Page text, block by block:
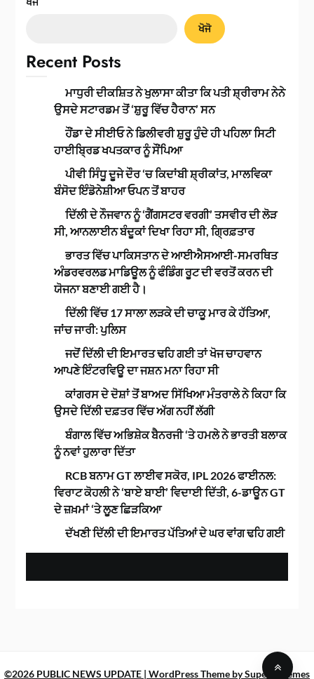
ਖੋਜੋ
Recent Posts
ਮਾਧੁਰੀ ਦੀਕਸ਼ਿਤ ਨੇ ਖੁਲਾਸਾ ਕੀਤਾ ਕਿ ਪਤੀ ਸ਼੍ਰੀਰਾਮ ਨੇਨੇ
ਉਸਦੇ ਸਟਾਰਡਮ ਤੋਂ ‘ਸ਼ੁਰੂ ਵਿੱਚ ਹੈਰਾਨ’ ਸਨ
ਹੌਂਡਾ ਦੇ ਸੀਈਓ ਨੇ ਡਿਲੀਵਰੀ ਸ਼ੁਰੂ ਹੁੰਦੇ ਹੀ ਪਹਿਲਾ ਸਿਟੀ
ਹਾਈਬ੍ਰਿਡ ਖਪਤਕਾਰ ਨੂੰ ਸੌਂਪਿਆ
ਪੀਵੀ ਸਿੰਧੂ ਦੂਜੇ ਦੌਰ ‘ਚ ਕਿਦਾਂਬੀ ਸ਼੍ਰੀਕਾਂਤ, ਮਾਲਵਿਕਾ
ਬੰਸੋਦ ਇੰਡੋਨੇਸ਼ੀਆ ਓਪਨ ਤੋਂ ਬਾਹਰ
ਦਿੱਲੀ ਦੇ ਨੌਜਵਾਨ ਨੂੰ ‘ਗੈਂਗਸਟਰ ਵਰਗੀ’ ਤਸਵੀਰ ਦੀ ਲੋੜ
ਸੀ, ਆਨਲਾਈਨ ਬੰਦੂਕਾਂ ਦਿਖਾ ਰਿਹਾ ਸੀ, ਗ੍ਰਿਫ਼ਤਾਰ
ਭਾਰਤ ਵਿੱਚ ਪਾਕਿਸਤਾਨ ਦੇ ਆਈਐਸਆਈ-ਸਮਰਥਿਤ
ਅੰਡਰਵਰਲਡ ਮਾਡਿਊਲ ਨੂੰ ਫੰਡਿੰਗ ਰੂਟ ਦੀ ਵਰਤੋਂ ਕਰਨ ਦੀ
ਯੋਜਨਾ ਬਣਾਈ ਗਈ ਹੈ।
ਦਿੱਲੀ ਵਿੱਚ 17 ਸਾਲਾ ਲੜਕੇ ਦੀ ਚਾਕੂ ਮਾਰ ਕੇ ਹੱਤਿਆ,
ਜਾਂਚ ਜਾਰੀ: ਪੁਲਿਸ
ਜਦੋਂ ਦਿੱਲੀ ਦੀ ਇਮਾਰਤ ਢਹਿ ਗਈ ਤਾਂ ਖੋਜ ਚਾਹਵਾਨ
ਆਪਣੇ ਇੰਟਰਵਿਊ ਦਾ ਜਸ਼ਨ ਮਨਾ ਰਿਹਾ ਸੀ
ਕਾਂਗਰਸ ਦੇ ਦੋਸ਼ਾਂ ਤੋਂ ਬਾਅਦ ਸਿੱਖਿਆ ਮੰਤਰਾਲੇ ਨੇ ਕਿਹਾ ਕਿ
ਉਸਦੇ ਦਿੱਲੀ ਦਫ਼ਤਰ ਵਿੱਚ ਅੱਗ ਨਹੀਂ ਲੱਗੀ
ਬੰਗਾਲ ਵਿੱਚ ਅਭਿਸ਼ੇਕ ਬੈਨਰਜੀ ‘ਤੇ ਹਮਲੇ ਨੇ ਭਾਰਤੀ ਬਲਾਕ
ਨੂੰ ਨਵਾਂ ਹੁਲਾਰਾ ਦਿੱਤਾ
RCB ਬਨਾਮ GT ਲਾਈਵ ਸਕੋਰ, IPL 2026 ਫਾਈਨਲ:
ਵਿਰਾਟ ਕੋਹਲੀ ਨੇ ‘ਬਾਏ ਬਾਈ’ ਵਿਦਾਈ ਦਿੱਤੀ, 6-ਡਾਊਨ GT
ਦੇ ਜ਼ਖ਼ਮਾਂ ‘ਤੇ ਲੂਣ ਛਿੜਕਿਆ
ਦੱਖਣੀ ਦਿੱਲੀ ਦੀ ਇਮਾਰਤ ਪੱਤਿਆਂ ਦੇ ਘਰ ਵਾਂਗ ਢਹਿ ਗਈ
©2026 PUBLIC NEWS UPDATE | WordPress Theme bySuperbThemes